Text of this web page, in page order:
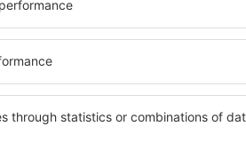
můžete si
hledat hotel
to
Pokud toužíte
Dokonalá
že budete
rezervovat v
handicapované
malými dětmi